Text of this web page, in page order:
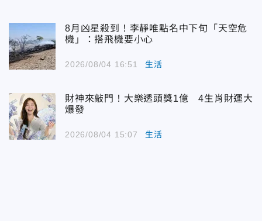
8月凶星殺到！李靜唯點名中下旬「天空危
機」：搭飛機要小心
2026/08/04 16:51 生活
財神來敲門！大樂透頭獎1億 4生肖財運大
爆發
2026/08/04 15:07 生活